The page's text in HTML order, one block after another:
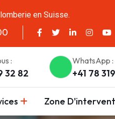
en Suisse.
:
32 82
WhatsApp :
+41 78
Zone